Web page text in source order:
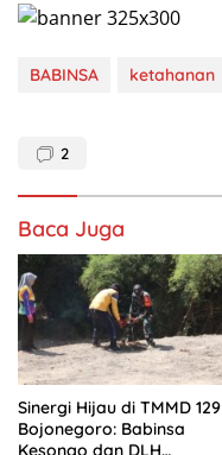
BABINSA ketahanan
2
Baca Juga
Sinergi Hijau di TMMD 129
Bojonegoro: Babinsa